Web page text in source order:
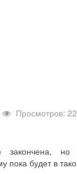
Просмотров:
но
пока будет в